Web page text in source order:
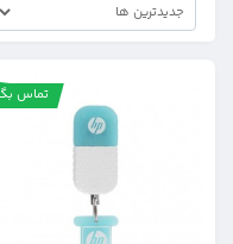
تماس